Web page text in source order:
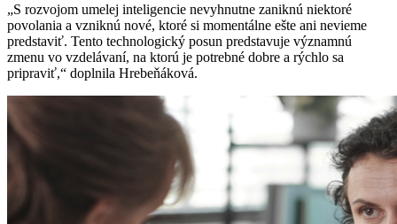
„S rozvojom umelej inteligencie nevyhnutne zaniknú niektoré
povolania a vzniknú nové, ktoré si momentálne ešte ani nevieme
predstaviť. Tento technologický posun predstavuje významnú
zmenu vo vzdelávaní, na ktorú je potrebné dobre a rýchlo sa
pripraviť,“ doplnila Hrebeňáková.